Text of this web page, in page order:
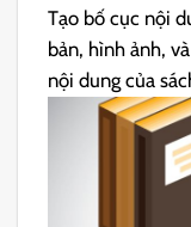
Tạo bố cục nội
bản, hình ảnh,
nội dung của